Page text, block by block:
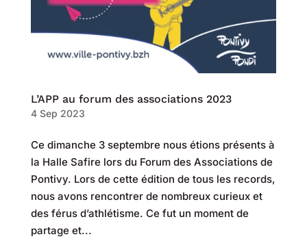
L’APP au forum des associations 2023
4 Sep 2023
Ce dimanche 3 septembre nous étions présents à
la Halle Safire lors du Forum des Associations de
Pontivy. Lors de cette édition de tous les records,
nous avons rencontrer de nombreux curieux et
des férus d’athlétisme. Ce fut un moment de
partage et...